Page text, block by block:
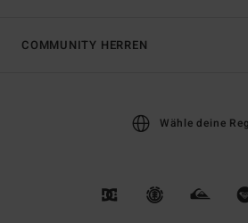
COMMUNITY HERREN
Wähle deine